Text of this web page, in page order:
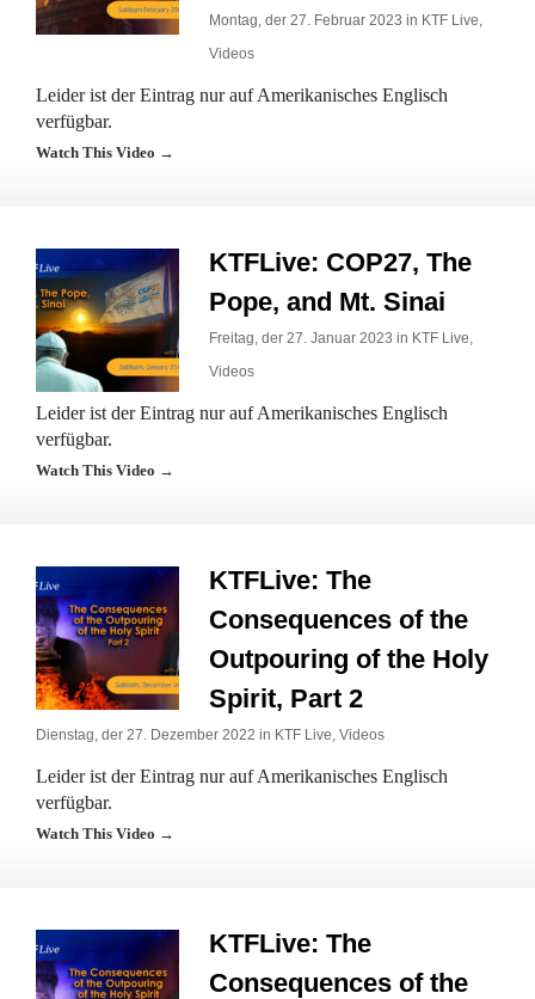
Montag, der 27. Februar 2023 in KTF Live,
Videos
Leider ist der Eintrag nur auf Amerikanisches Englisch
verfügbar.
Watch This Video →
KTFLive: COP27, The
Pope, and Mt. Sinai
Freitag, der 27. Januar 2023 in KTF Live,
Videos
Leider ist der Eintrag nur auf Amerikanisches Englisch
verfügbar.
Watch This Video →
KTFLive: The
Consequences of the
Outpouring of the Holy
Spirit, Part 2
Dienstag, der 27. Dezember 2022 in KTF Live, Videos
Leider ist der Eintrag nur auf Amerikanisches Englisch
verfügbar.
Watch This Video →
KTFLive: The
Consequences of the